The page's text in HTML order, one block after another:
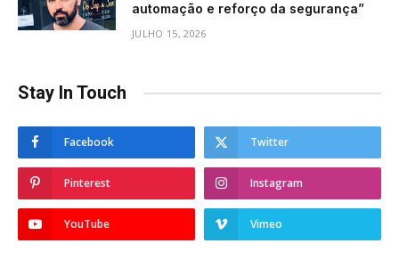
automação e reforço da segurança”
JULHO 15, 2026
Stay In Touch
Facebook Twitter
Pinterest Instagram
YouTube Vimeo